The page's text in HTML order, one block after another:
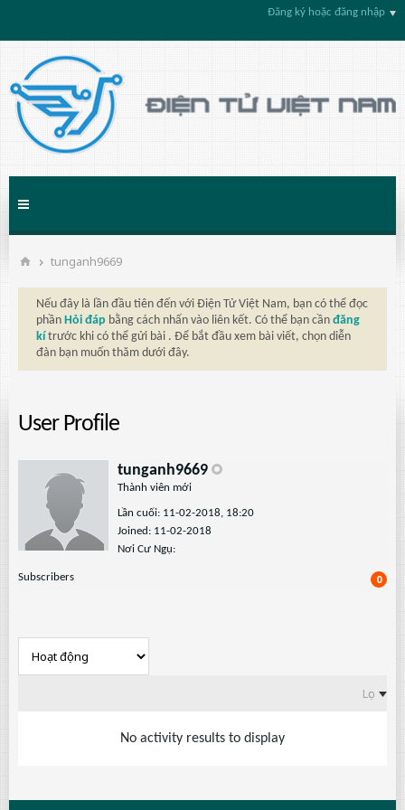
Đăng ký hoặc đăng nhập
tunganh9669
Nếu đây là lần đầu tiên đến với Điện Tử Việt Nam, bạn có thể đọc
phần Hỏi đáp bằng cách nhấn vào liên kết. Có thể bạn cần đăng
kí trước khi có thể gửi bài . Để bắt đầu xem bài viết, chọn diễn
đàn bạn muốn thăm dưới đây.
User Profile
tunganh9669
Thành viên mới
Lần cuối: 11-02-2018, 18:20
Joined: 11-02-2018
Nơi Cư Ngụ:
Subscribers 0
Lọc
No activity results to display